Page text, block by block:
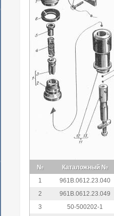
№ Каталожный №
1
961В.0612.23.040
2
961В.0612.23.049
3
50-500202-1